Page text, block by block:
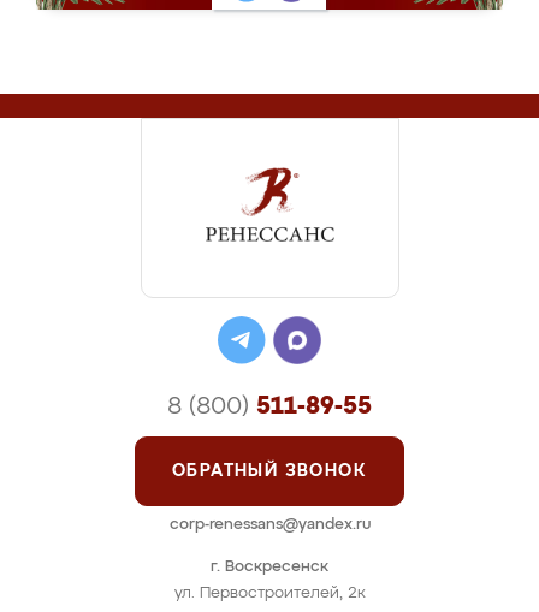
г. Воскресенск
ул. Первостроителей, 2к
8 (800) 511-89-55
ОБРАТНЫЙ ЗВОНОК
corp-renessans@yandex.ru